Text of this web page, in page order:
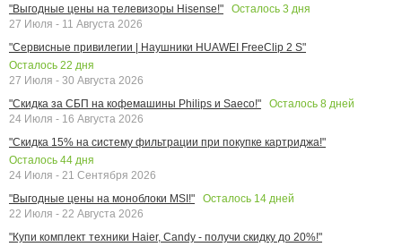
"Выгодные цены на телевизоры Hisense!"
Осталось 3 дня
27 Июля - 11 Августа 2026
"Сервисные привилегии | Наушники HUAWEI FreeClip 2 S"
Осталось 22 дня
27 Июля - 30 Августа 2026
"Скидка за СБП на кофемашины Philips и Saeco!"
Осталось 8 дней
24 Июля - 16 Августа 2026
"Скидка 15% на систему фильтрации при покупке картриджа!"
Осталось 44 дня
24 Июля - 21 Сентября 2026
"Выгодные цены на моноблоки MSI!"
Осталось 14 дней
22 Июля - 22 Августа 2026
"Купи комплект техники Haier, Candy - получи скидку до 20%!"